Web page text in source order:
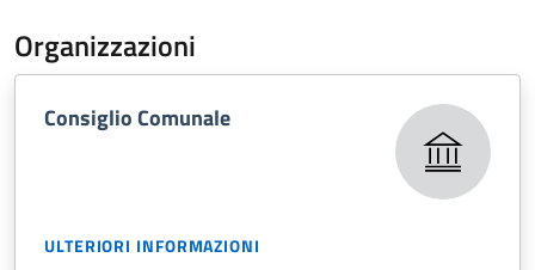
Organizzazioni
Consiglio Comunale
ULTERIORI INFORMAZIONI